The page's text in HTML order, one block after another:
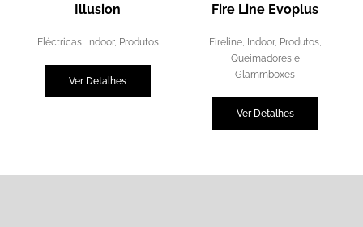
Illusion
Eléctricas, Indoor, Produtos
Ver Detalhes
Fire Line Evoplus
Fireline, Indoor, Produtos,
Queimadores e
Glammboxes
Ver Detalhes